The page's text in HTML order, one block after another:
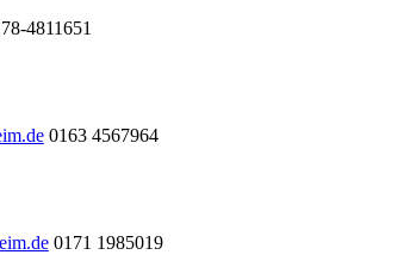
4811651
0163 4567964
0171 1985019